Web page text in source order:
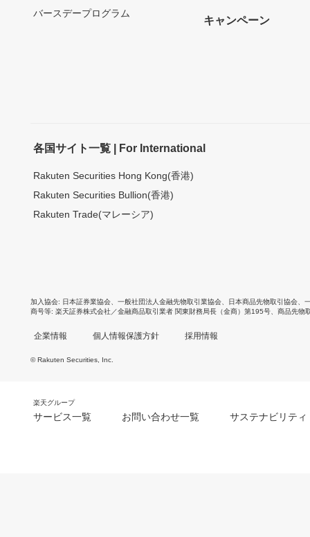
バースデープログラム
キャンペーン
各国サイト一覧 | For International
Rakuten Securities Hong Kong(香港)
Rakuten Securities Bullion(香港)
Rakuten Trade(マレーシア)
加入協会 日本証券業協会 一般社団法人金融先物取引業協会 日本商品先物取引協会
商号等 楽天証券株式会社／金融商品取引業者 関東財務局長（金商）第195号、商品先物
企業情報 個人情報保護方針 採用情報
© Rakuten Securities, Inc.
楽天グループ
サービス一覧 お問い合わせ一覧 サステナビリティ